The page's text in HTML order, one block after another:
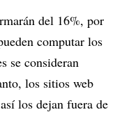
del 16%, por
computar los
se consideran
los sitios web
los dejan fuera de